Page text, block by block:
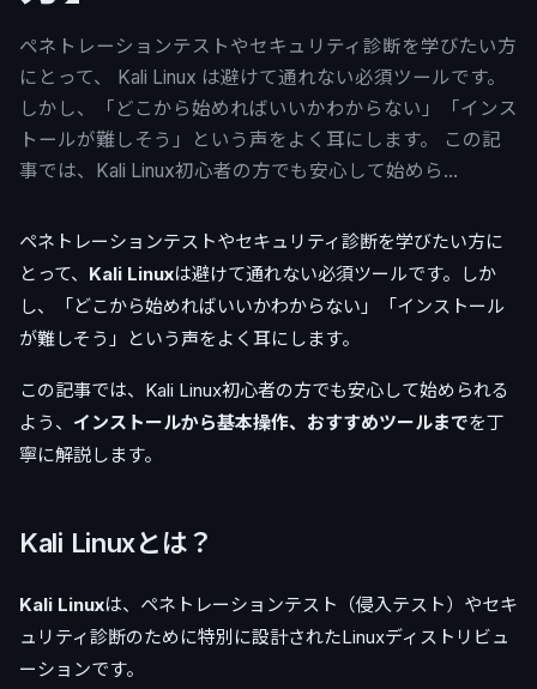
ペネトレーションテストやセキュリティ診断を学びたい方
にとって、 Kali Linux は避けて通れない必須ツールです。
しかし、「どこから始めればいいかわからない」「インス
トールが難しそう」という声をよく耳にします。 この記
事では、Kali Linux初心者の方でも安心して始めら…
ペネトレーションテストやセキュリティ診断を学びたい方に
とって、 Kali Linuxは避けて通れない必須ツールです。しか
し、「どこから始めればいいかわからない」「インストール
が難しそう」という声をよく耳にします。
この記事では、Kali Linux初心者の方でも安心して始められる
よう、 インストールから基本操作、おすすめツールまでを丁
寧に解説します。
Kali Linuxとは？
Kali Linuxは、ペネトレーションテスト（侵入テスト）やセキ
ュリティ診断のために特別に設計されたLinuxディストリビュ
ーションです。